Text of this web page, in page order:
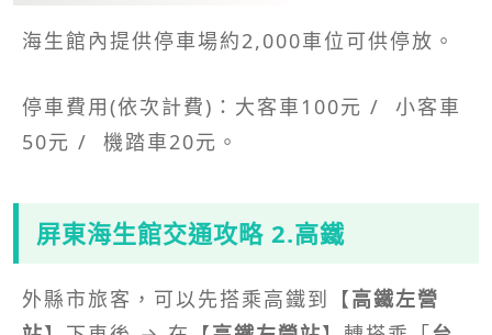
海生館內提供停車場約2,000車位可供停放。
停車費用(依次計費)：大客車100元 / 小客車
50元 / 機踏車20元。
屏東海生館交通攻略 2.高鐵
外縣市旅客，可以先搭乘高鐵到【高鐵左營